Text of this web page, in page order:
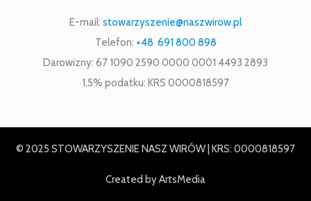
E-mail: stowarzyszenie@naszwirow.pl
Telefon: +48 691 800 898
Darowizny: 67 1090 2590 0000 0001 4493 2893
1,5% podatku: KRS 0000818597
© 2025 STOWARZYSZENIE NASZ WIRÓW | KRS: 0000818597
Created byArtsMedia